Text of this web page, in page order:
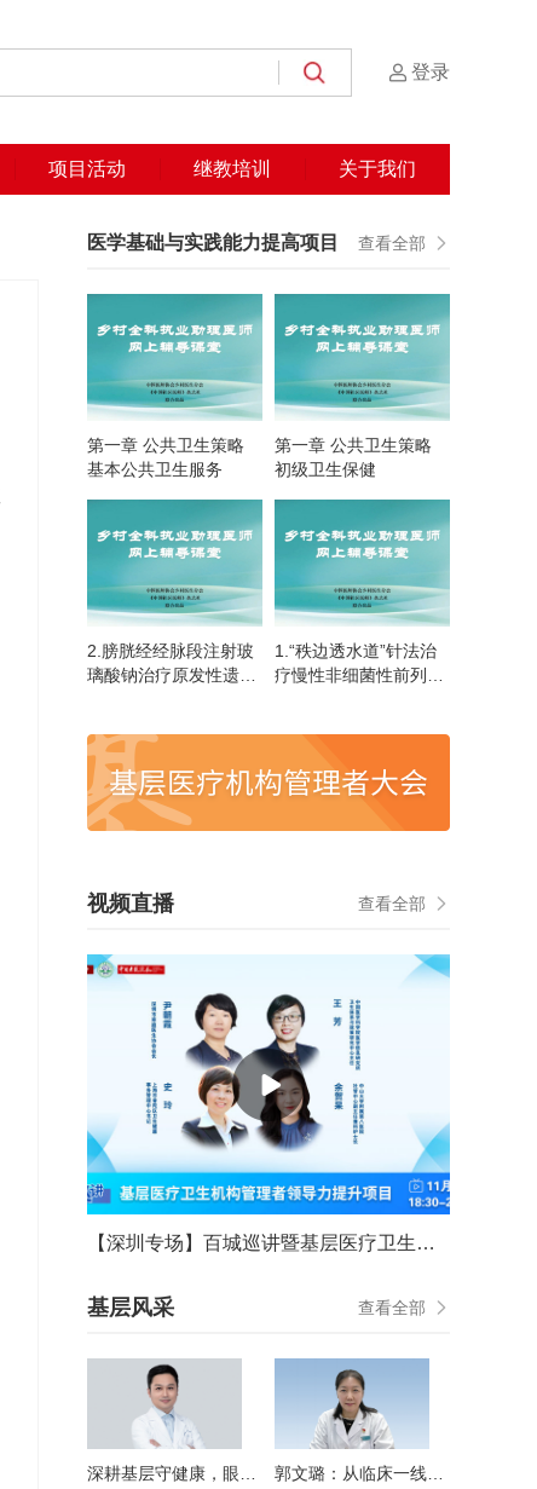
登录
项目活动 继教培训 关于我们
医学基础与实践能力提高项目 查看全部
第一章 公共卫生策略
基本公共卫生服务
第一章 公共卫生策略
初级卫生保健
2.膀胱经经脉段注射玻
璃酸钠治疗原发性遗尿
1.“秩边透水道”针法治
疗慢性非细菌性前列腺
视频直播 查看全部
【深圳专场】百城巡讲暨基层医疗卫生机构管理者领导力提升项目
基层风采 查看全部
深耕基层守健康，眼科
郭文璐：从临床一线深